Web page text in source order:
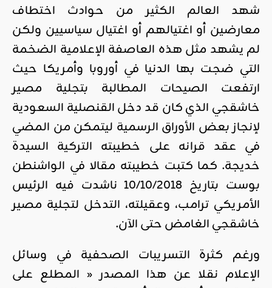
شهد العالم الكثير من حوادث اختطاف
معارضين أو اغتيالهم أو اغتيال سياسيين ولكن
لم يشهد مثل هذه العاصفة الإعلامية الضخمة
التي ضجت بها الدنيا في أوروبا وأمريكا حيث
ارتفعت الصيحات المطالبة بتجلية مصير
خاشقجي الذي كان قد دخل القنصلية السعودية
لإنجاز بعض الأوراق الرسمية ليتمكن من المضي
في عقد قرانه على خطيبته التركية السيدة
خديجة. كما كتبت خطيبته مقالا في الواشنطن
بوست بتاريخ 10/10/2018 ناشدت فيه الرئيس
الأمريكي ترامب، وعقيلته، التدخل لتجلية مصير
خاشقجي الغامض حتى الآن.
ورغم كثرة التسريبات الصحفية في وسائل
الإعلام نقلا عن هذا المصدر « المطلع على